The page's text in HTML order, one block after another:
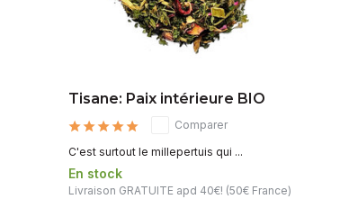
Tisane: Paix intérieure BIO
Comparer
C'est surtout le millepertuis qui ...
En stock
Livraison GRATUITE apd 40€! (50€ France)